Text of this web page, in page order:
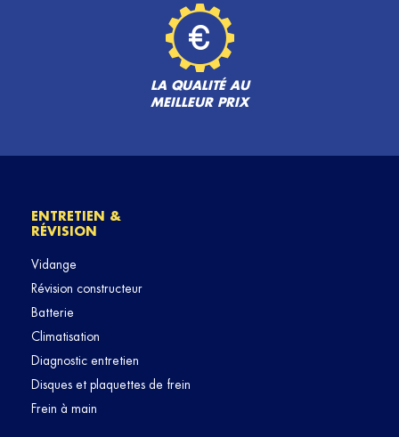
LA QUALITÉ AU
MEILLEUR PRIX
ENTRETIEN &
RÉVISION
Vidange
Révision constructeur
Batterie
Climatisation
Diagnostic entretien
Disques et plaquettes de frein
Frein à main